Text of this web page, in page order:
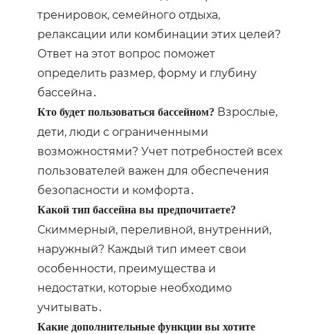
тренировок, семейного отдыха,
релаксации или комбинации этих целей?
Ответ на этот вопрос поможет
определить размер, форму и глубину
бассейна․
Кто будет пользоваться бассейном? Взрослые,
дети, люди с ограниченными
возможностями? Учет потребностей всех
пользователей важен для обеспечения
безопасности и комфорта․
Какой тип бассейна вы предпочитаете?
Скиммерный, переливной, внутренний,
наружный? Каждый тип имеет свои
особенности, преимущества и
недостатки, которые необходимо
учитывать․
Какие дополнительные функции вы хотите